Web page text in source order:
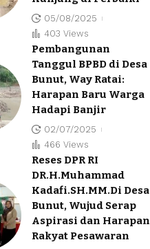
05/08/2025
403 Views
Pembangunan
Tanggul BPBD di Desa
Bunut, Way Ratai:
Harapan Baru Warga
Hadapi Banjir
02/07/2025
466 Views
Reses DPR RI
DR.H.Muhammad
Kadafi.SH.MM.Di Desa
Bunut, Wujud Serap
Aspirasi dan Harapan
Rakyat Pesawaran